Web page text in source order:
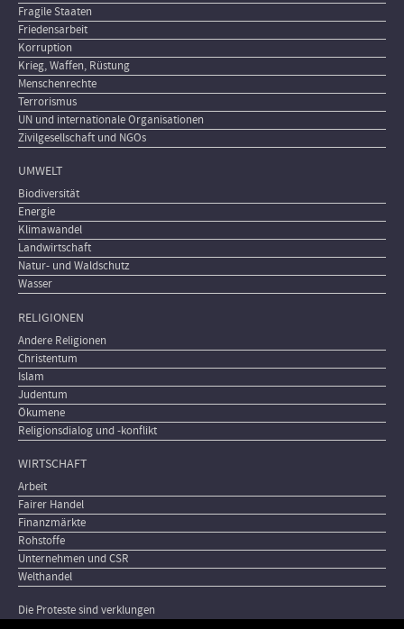
Fragile Staaten
Friedensarbeit
Korruption
Krieg, Waffen, Rüstung
Menschenrechte
Terrorismus
UN und internationale Organisationen
Zivilgesellschaft und NGOs
UMWELT
Biodiversität
Energie
Klimawandel
Landwirtschaft
Natur- und Waldschutz
Wasser
RELIGIONEN
Andere Religionen
Christentum
Islam
Judentum
Ökumene
Religionsdialog und -konflikt
WIRTSCHAFT
Arbeit
Fairer Handel
Finanzmärkte
Rohstoffe
Unternehmen und CSR
Welthandel
Die Proteste sind verklungen